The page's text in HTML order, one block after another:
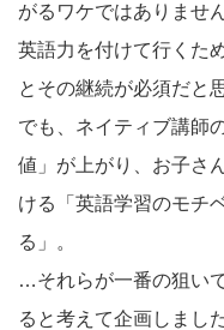
がるワケではありませ
英語力を付けて行くた
とその継続が必須だと
でも、ネイティブ講師
値」が上がり、お子さ
ける「英語学習のモチ
る」。
…それらが一番の狙い
ると考えて企画しました